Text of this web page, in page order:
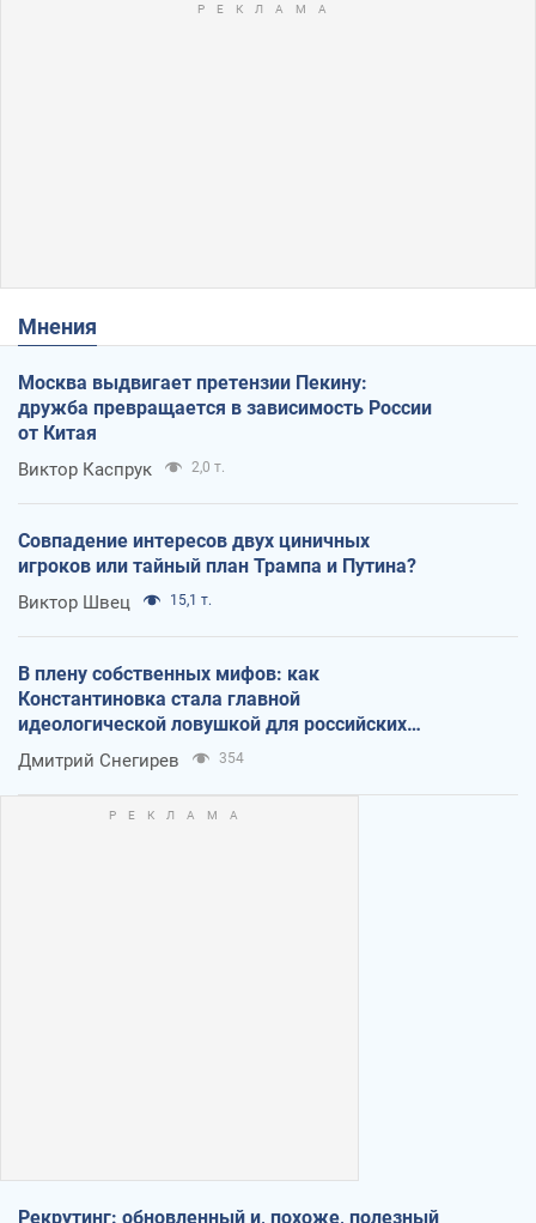
Мнения
Москва выдвигает претензии Пекину:
дружба превращается в зависимость России
от Китая
Виктор Каспрук 2,0 т.
Совпадение интересов двух циничных
игроков или тайный план Трампа и Путина?
Виктор Швец 15,1 т.
В плену собственных мифов: как
Константиновка стала главной
идеологической ловушкой для российских
оккупантов
Дмитрий Снегирев 354
Рекрутинг: обновленный и, похоже, полезный